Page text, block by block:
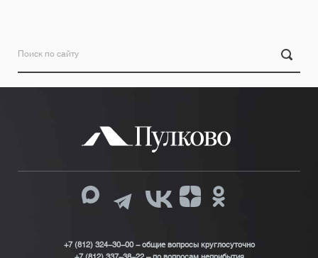
+7 (812) 324-30-00 - общие вопросы круглосуточно